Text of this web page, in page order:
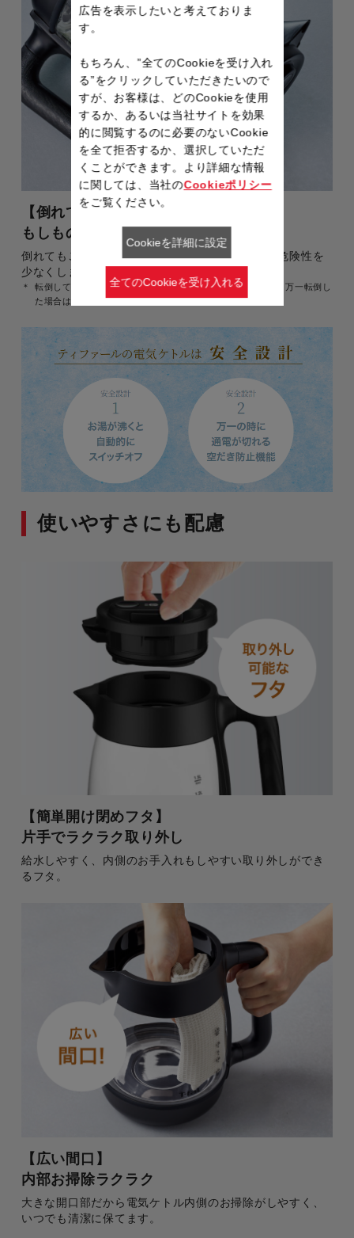
【倒れてもお湯がこぼれにくい構造】
もしもの時も安心
倒れてもこぼれにくいフタ付きで、やけどなどの危険性を
少なくします。
転倒してもお湯がこぼれ出にくい構造となっておりますが、万一転倒し
た場合は、お湯がこぼれ出る場合があります。
使いやすさにも配慮
【簡単開け閉めフタ】
片手でラクラク取り外し
給水しやすく、内側のお手入れもしやすい取り外しができ
るフタ。
【広い間口】
内部お掃除ラクラク
大きな開口部だから電気ケトル内側のお掃除がしやすく、
いつでも清潔に保てます。
広告を表示したいと考えておりま
す。
もちろん、”全てのCookieを受け入れ
る”をクリックしていただきたいので
すが、お客様は、どのCookieを使用
するか、あるいは当社サイトを効果
的に閲覧するのに必要のないCookie
を全て拒否するか、選択していただ
くことができます。より詳細な情報
に関しては、当社のCookieポリシー
をご覧ください。
Cookieを詳細に設定
全てのCookieを受け入れる